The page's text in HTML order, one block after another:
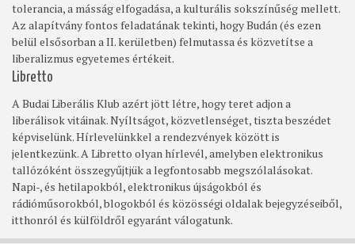
tolerancia, a másság elfogadása, a kulturális sokszínűség mellett.
Az alapítvány fontos feladatának tekinti, hogy Budán (és ezen
belül elsősorban a II. kerületben) felmutassa és közvetítse a
liberalizmus egyetemes értékeit.
Libretto
A Budai Liberális Klub azért jött létre, hogy teret adjon a
liberálisok vitáinak. Nyíltságot, közvetlenséget, tiszta beszédet
képviselünk. Hírlevelünkkel a rendezvények között is
jelentkezünk. A Libretto olyan hírlevél, amelyben elektronikus
tallózóként összegyűjtjük a legfontosabb megszólalásokat.
Napi-, és hetilapokból, elektronikus újságokból és
rádióműsorokból, blogokból és közösségi oldalak bejegyzéseiből,
itthonról és külföldről egyaránt válogatunk.